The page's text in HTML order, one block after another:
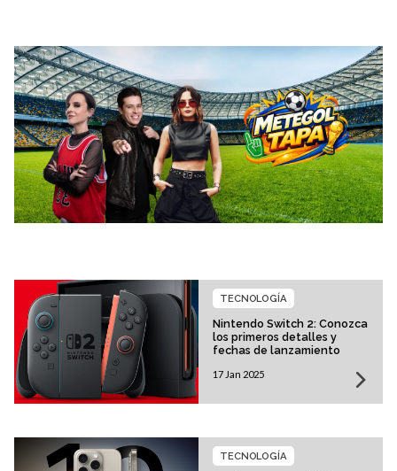
Nintendo Switch 2: Conozca
los primeros detalles y
fechas de lanzamiento
TECNOLOGÍA
17 Jan 2025
TECNOLOGÍA